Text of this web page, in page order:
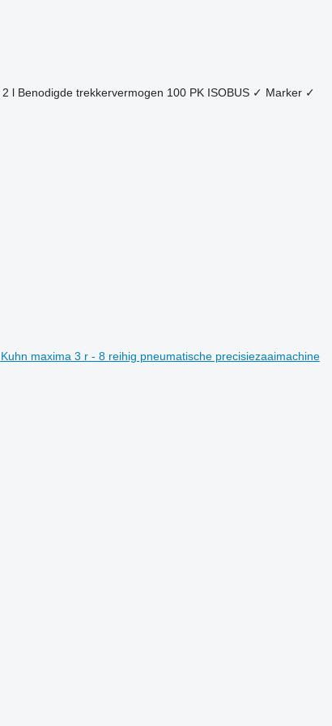
2 l Benodigde trekkervermogen 100 PK ISOBUS ✓ Marker ✓
Kuhn maxima 3 r - 8 reihig pneumatische precisiezaaimachine